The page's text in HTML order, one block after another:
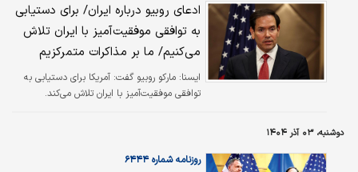
ادعای روبیو درباره ایران/ برای دستیابی
به توافقی موفقیت‌آمیز با ایران تلاش
می‌کنیم/ ما بر مذاکرات متمرکزیم
ایسنا: مارکو روبیو گفت: آمریکا برای دستیابی به
توافقی موفقیت‌آمیز با ایران تلاش می‌کند.
دوشنبه، ۰۳ آذر ۱۴۰۴
روزنامه شماره ۶۴۴۴